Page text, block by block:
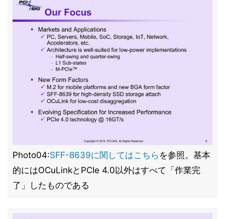
Photo04:SFF-8639に関してはこちら を参照。基本
的にはOCuLinkとPCIe 4.0以外はすべて「作業完
了」したものである